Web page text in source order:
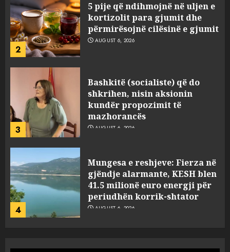
3
shkrihen, nisin aksionin
kundër propozimit të
mazhorancës
4
Mungesa e reshjeve: Fierza në
gjëndje alarmante, KESH blen
41.5 milionë euro energji për
periudhën korrik-shtator
AUGUST 6, 2026
5
Vera të rrezikshme: Si po e
ndryshojnë valët e të nxehtit
dhe zjarret jetën në Europë
AUGUST 6, 2026